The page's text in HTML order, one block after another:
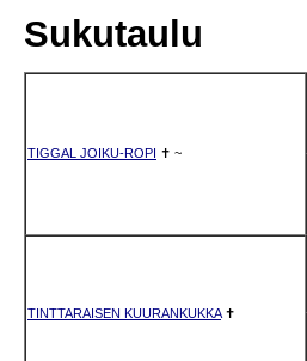
Sukutaulu
TIGGAL JOIKU-ROPI ✝ ~
TINTTARAISEN KUURANKUKKA✝